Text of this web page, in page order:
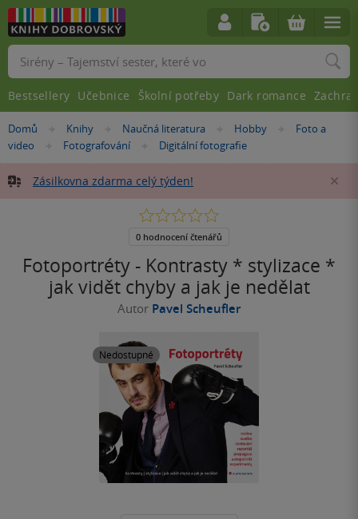
Nacházíte
se
Domů »Knihy »Naučná literatura »Hobby »Foto a
video
»Fotografování »
Digitální fotografie
Zásilkovna zdarma celý týden!
Fotoportréty - Kontrasty * stylizace *
jak vidět chyby a jak je nedělat
Autor Pavel Scheufler
Nedostupné
0.0
5
0 hodnocení čtenářů
Vyhledávání
Bestsellery Učebnice Školní potřeby Dark romance